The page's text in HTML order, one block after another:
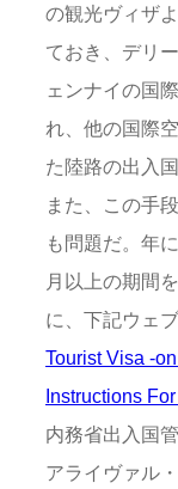
の観光ヴィザ
ておき、デリ
ェンナイの国
れ、他の国際
た陸路の出入
また、この手
も問題だ。年
月以上の期間
に、下記ウェ
Tourist Visa -
Instructions
内務省出入国
アライヴァル